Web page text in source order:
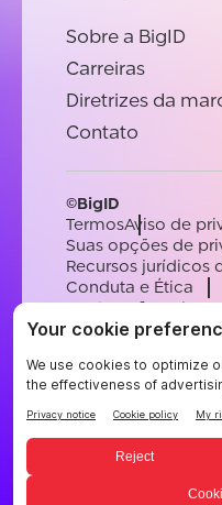
Sobre a BigID
Carreiras
Diretrizes da
Contato
©BigID
TermosAviso de
Suas opções de
Recursos jurídicos
Conduta e Ética
Declaração sobre
Subprocessadores
EnglishGerman